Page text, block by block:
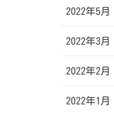
2022年5月
2022年3月
2022年2月
2022年1月